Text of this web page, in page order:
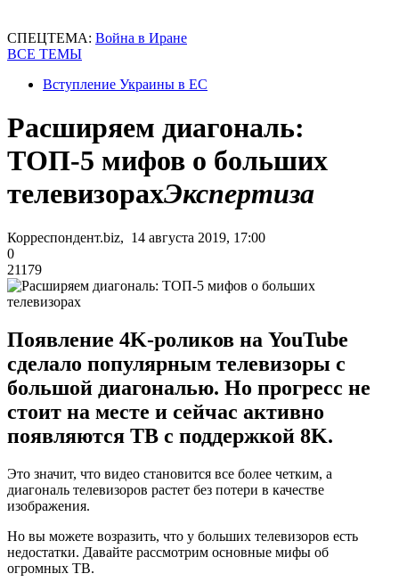
СПЕЦТЕМА: Война в Иране
ВСЕ ТЕМЫ
Вступление Украины в ЕС
Расширяем диагональ:
ТОП-5 мифов о больших
телевизорахЭкспертиза
Корреспондент.biz, 14 августа 2019, 17:00
0
21179
Появление 4K-роликов на YouTube
сделало популярным телевизоры с
большой диагональю. Но прогресс не
стоит на месте и сейчас активно
появляются ТВ с поддержкой 8K.
Это значит, что видео становится все более четким, а
диагональ телевизоров растет без потери в качестве
изображения.
Но вы можете возразить, что у больших телевизоров есть
недостатки. Давайте рассмотрим основные мифы об
огромных ТВ.